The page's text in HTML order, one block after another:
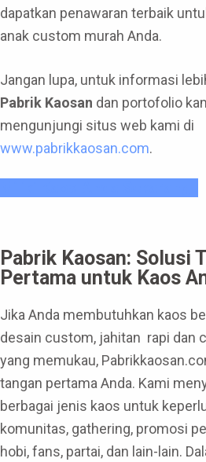
dapatkan penawaran terbaik
anak custom murah Anda.
Jangan lupa, untuk informasi
Pabrik Kaosan dan portofolio
mengunjungi situs web kami di
www.pabrikkaosan.com.
Pabrik Kaosan: Solusi
Pertama untuk Kaos
Jika Anda membutuhkan kaos
desain custom, jahitan rapi dan
yang memukau,
tangan pertama Anda. Kami
berbagai jenis kaos untuk
komunitas, gathering, promosi
hobi, fans, partai, dan lain-lain.